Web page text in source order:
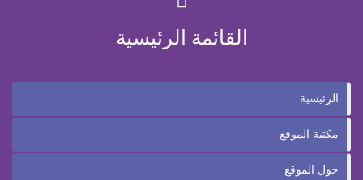
القائمة الرئيسية
الرئيسية
مكتبة الموقع
حول الموقع